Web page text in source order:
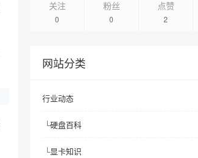
关注
0
粉丝
0
点赞
2
网站分类
行业动态
└硬盘百科
└显卡知识